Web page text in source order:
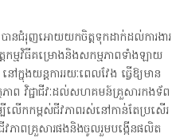
ជំរុញអោយយកចិត្តទុកដាក់ដល់ការងារ
កម្មវិធីគម្រោងនិងសកម្មភាពទាំងឡាយ
ក្នុងយន្តការរយៈពេលវែង ធ្វើឱ្យមាន
ាព វិជ្ជាជីវៈដល់សហគមន៍គ្រួសារកងទ័ព
កកម្ពស់ជីវភាពរស់នៅកាន់តែប្រសើរ
ភាពគ្រួសារផងនិងចូលរួមបង្កើនផលិត